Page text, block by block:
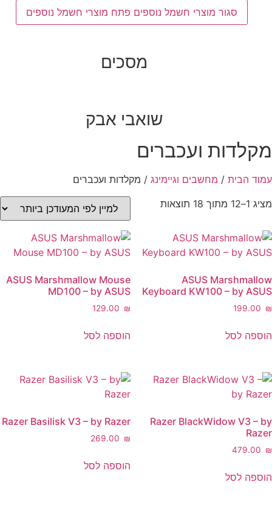
סגור מוצרי חשמל נוספים פתח מוצרי חשמל נוספים
מסכים
שואבי אבק
ועכברים
הבית/מחשבים וגיימינג/ מקלדות ועכברים
ממוין
הפריט
העדכני
ביותר
ASUS
Keyboard KW100 – by
לסל
ASUS Marshmallow Mouse
MD100 – by ASUS
‎129.00
הוספה לסל
Razer BlackWidow V3
לסל
Razer Basilisk V3 – by Razer
‎269.00
הוספה לסל